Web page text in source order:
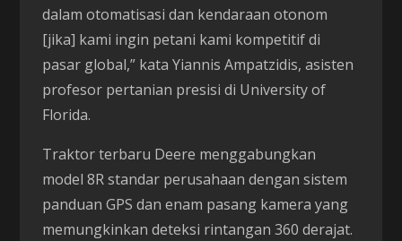
dalam otomatisasi dan kendaraan otonom
[jika] kami ingin petani kami kompetitif di
pasar global,” kata Yiannis Ampatzidis, asisten
profesor pertanian presisi di University of
Florida.
Traktor terbaru Deere menggabungkan
model 8R standar perusahaan dengan sistem
panduan GPS dan enam pasang kamera yang
memungkinkan deteksi rintangan 360 derajat.